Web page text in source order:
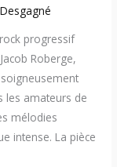
progressif
Roberge,
les amateurs de
mélodies
intense. La pièce